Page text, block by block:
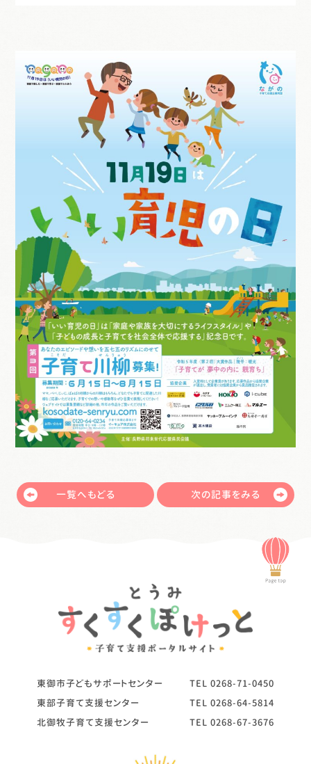
一覧へもどる 次の記事をみる
東御市子どもサポートセンター TEL 0268-71-0450
東部子育て支援センター
TEL 0268-64-5814
北御牧子育て支援センター
TEL 0268-67-3676